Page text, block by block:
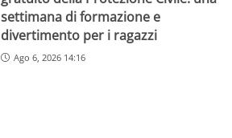
settimana di formazione e
divertimento per i ragazzi
Ago 6, 2026 14:16